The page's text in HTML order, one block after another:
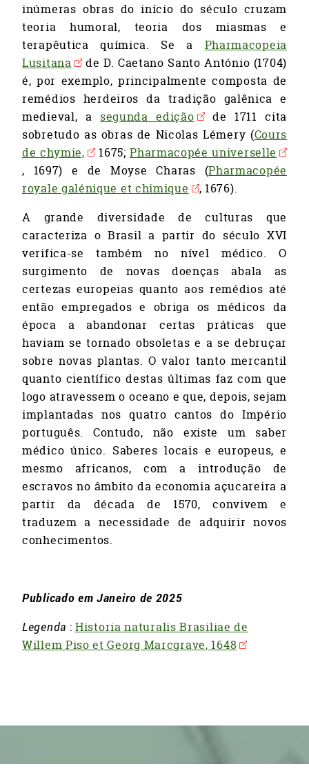
inúmeras obras do início do século cruzam
teoria humoral, teoria dos miasmas e
terapêutica química. Se a Pharmacopeia
Lusitana
de D. Caetano Santo António (1704)
é, por exemplo, principalmente composta de
remédios herdeiros da tradição galênica e
medieval, a segunda edição
de 1711 cita
sobretudo as obras de Nicolas Lémery (Cours
de chymie,
1675;Pharmacopée universelle
, 1697) e de Moyse Charas (Pharmacopée
royale galénique et chimique
, 1676).
A grande diversidade de culturas que
caracteriza o Brasil a partir do século XVI
verifica-se também no nível médico. O
surgimento de novas doenças abala as
certezas europeias quanto aos remédios até
então empregados e obriga os médicos da
época a abandonar certas práticas que
haviam se tornado obsoletas e a se debruçar
sobre novas plantas. O valor tanto mercantil
quanto científico destas últimas faz com que
logo atravessem o oceano e que, depois, sejam
implantadas nos quatro cantos do Império
português. Contudo, não existe um saber
médico único. Saberes locais e europeus, e
mesmo africanos, com a introdução de
escravos no âmbito da economia açucareira a
partir da década de 1570, convivem e
traduzem a necessidade de adquirir novos
conhecimentos.
Publicado em Janeiro de 2025
Legenda : Historia naturalis Brasiliae de
Willem Piso et Georg Marcgrave, 1648